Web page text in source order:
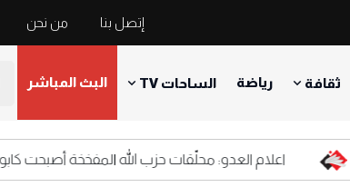
إتصل بنا من نحن
ثقافة رياضة الساحات TV البث المباشر
اعلام العدو: محلّقات حزب الله المفخخة أصبحت كابوسا